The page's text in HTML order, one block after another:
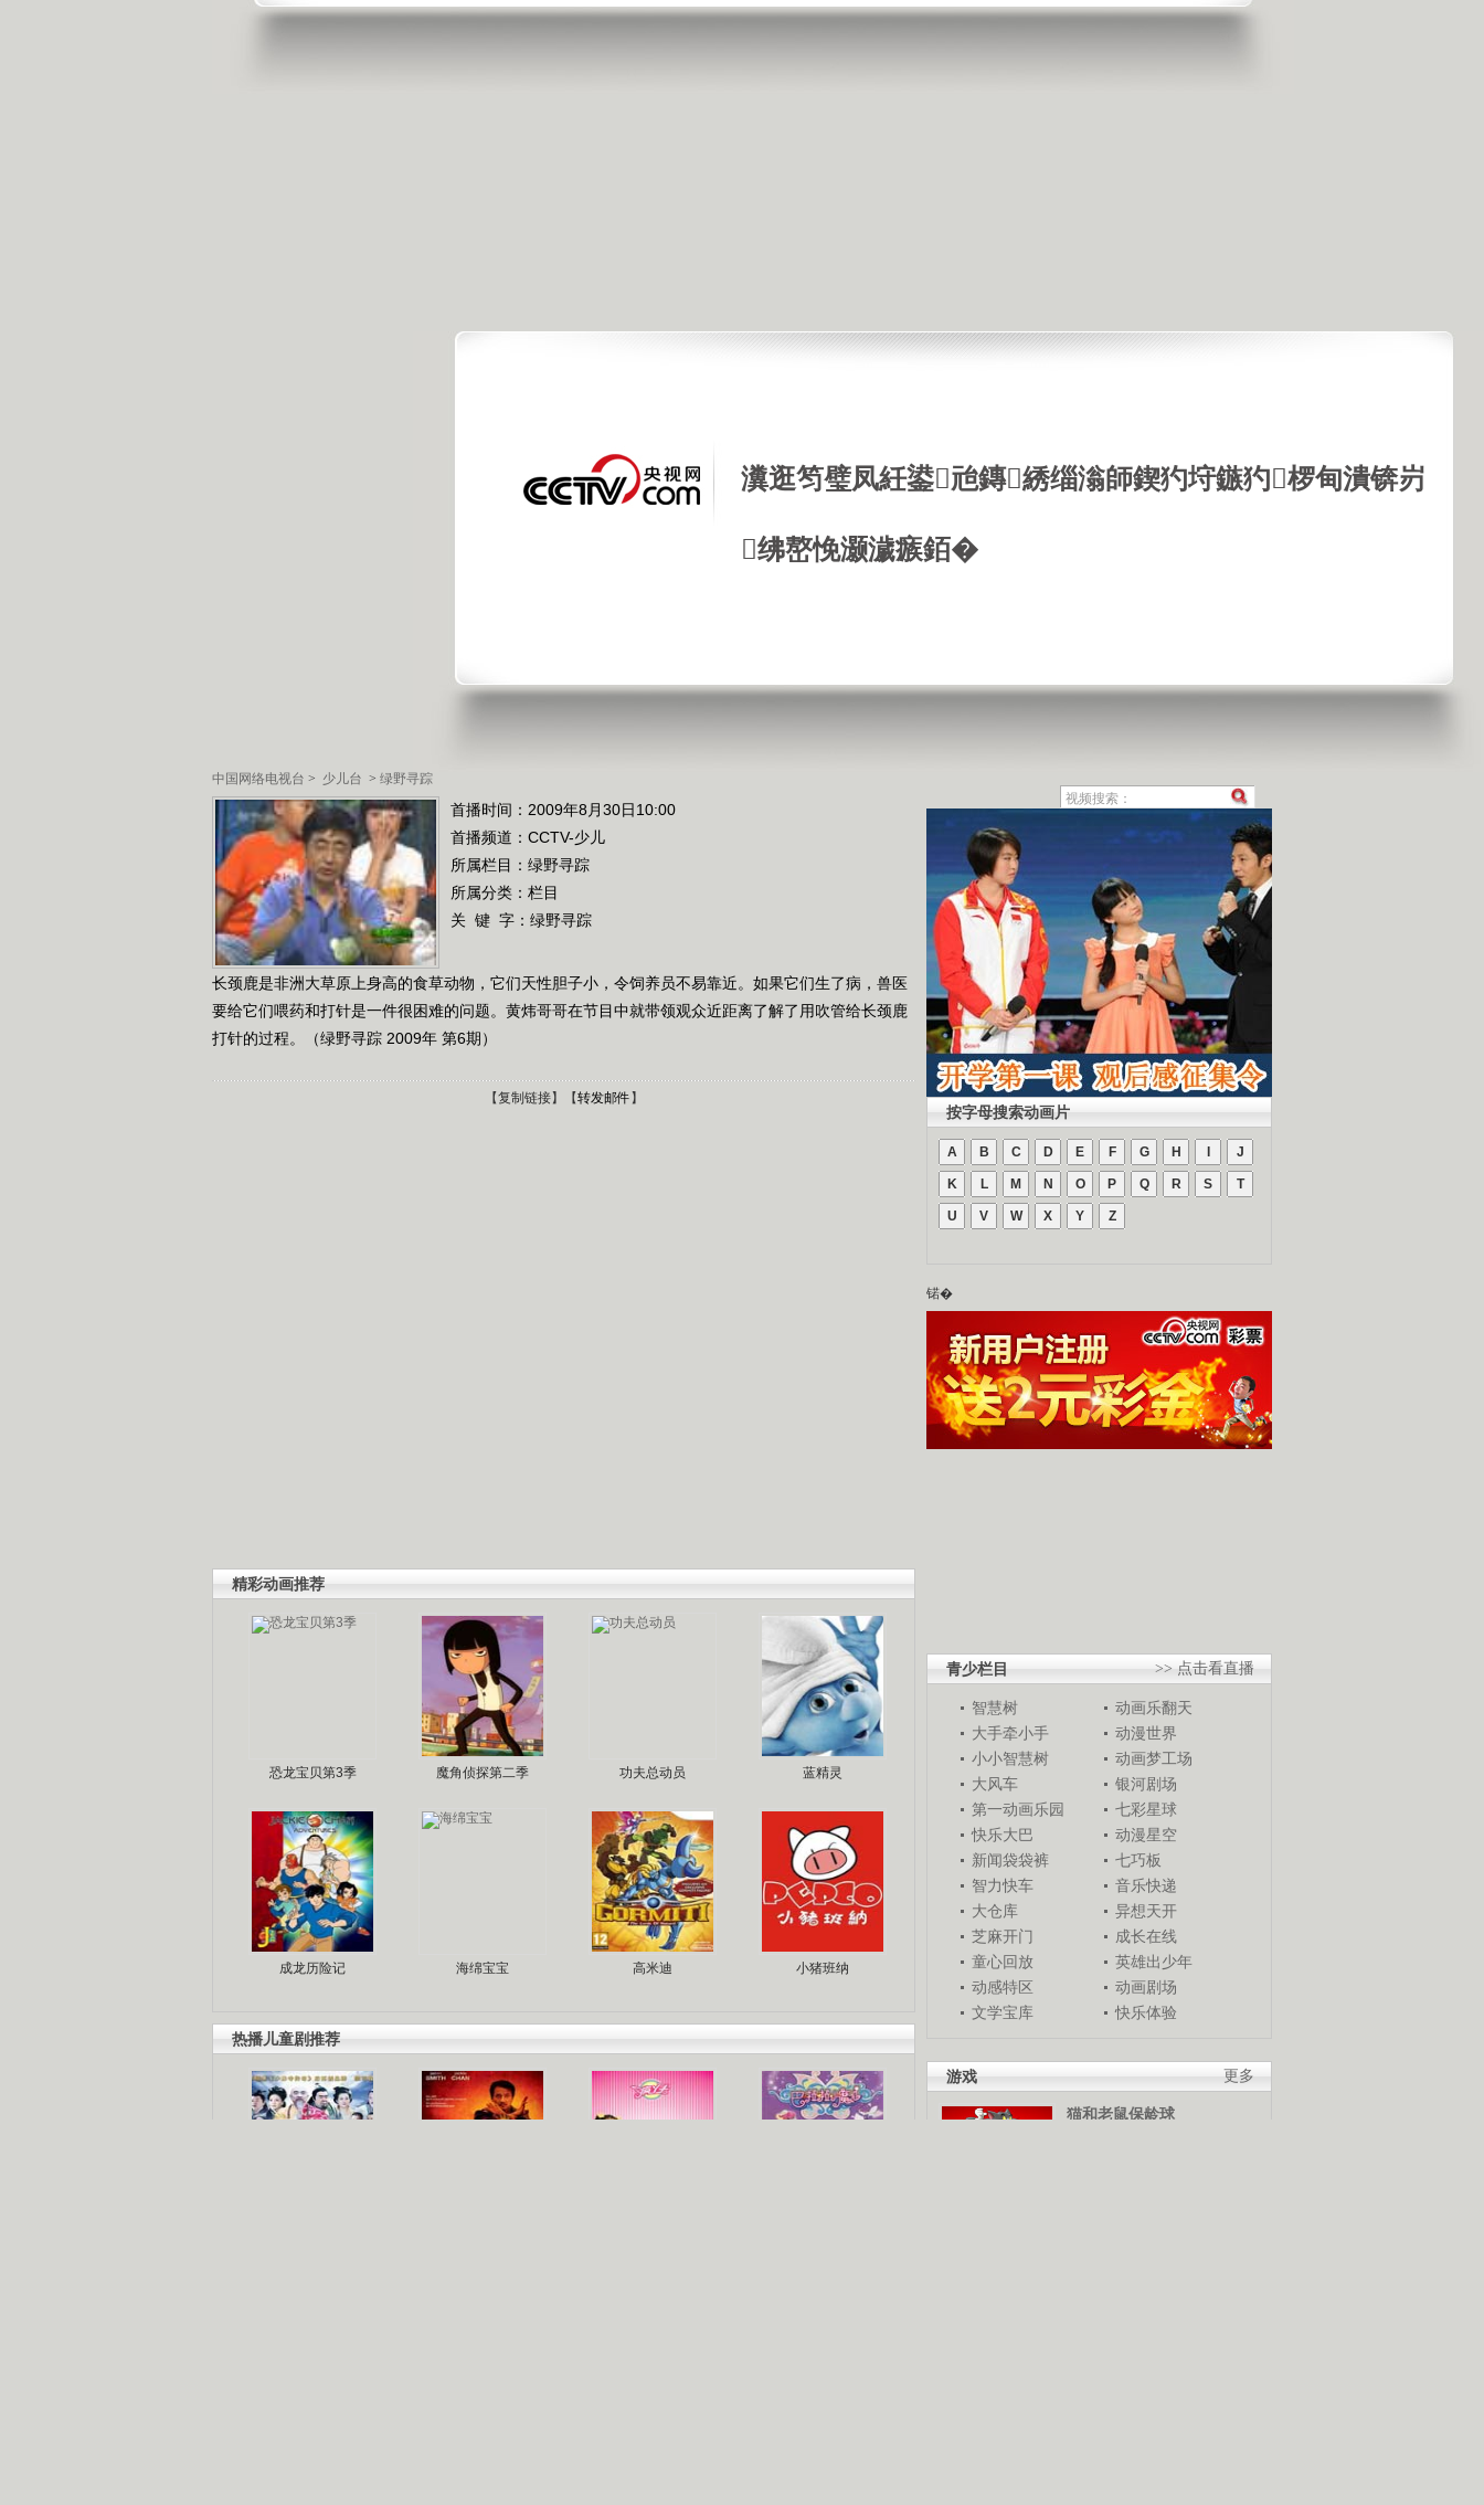
瀵逛笉璧凤紝鍙兘鏄綉缁滃師鍥犳垨鏃犳椤甸潰锛岃
绋嶅悗灏濊瘯銆�
中国网络电视台 > 少儿台 > 绿野寻踪
首播时间：2009年8月30日10:00
首播频道： CCTV-少儿
所属栏目： 绿野寻踪
所属分类：栏目
关 键 字： 绿野寻踪
长颈鹿是非洲大草原上身高的食草动物，它们天性胆子小，令饲养员不易靠近。如果它们生了病，兽医
要给它们喂药和打针是一件很困难的问题。黄炜哥哥在节目中就带领观众近距离了解了用吹管给长颈鹿
打针的过程。（绿野寻踪 2009年 第6期）
【复制链接】【转发邮件 】
精彩动画推荐
恐龙宝贝第3季 魔角侦探第二季 功夫总动员 蓝精灵
成龙历险记 海绵宝宝 高米迪 小猪班纳
热播儿童剧推荐
按字母搜索动画片
A B C D E F G H J
K L M N O P Q R S T
U V W X Y Z
锘�
>> 点击看直播
青少栏目
智慧树
动画乐翻天
大手牵小手
动漫世界
小小智慧树
动画梦工场
大风车
银河剧场
第一动画乐园
七彩星球
快乐大巴
动漫星空
新闻袋袋裤
七巧板
智力快车
音乐快递
大仓库
异想天开
芝麻开门
成长在线
童心回放
英雄出少年
动感特区
动画剧场
文学宝库
快乐体验
更多
游戏
猫和老鼠保龄球